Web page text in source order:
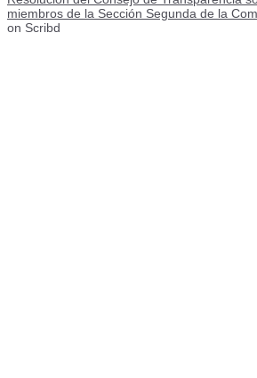
miembros de la Sección Segunda de la
on Scribd